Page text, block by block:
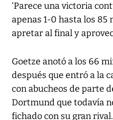
‘Parece una victoria
apenas 1-0 hasta los 85
apretar al final y
Goetze anotó a los 66
después que entró a la
con abucheos de parte
Dortmund que todavía
fichado con su gran rival.